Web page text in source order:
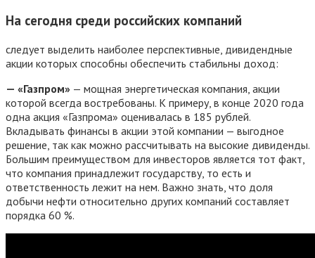
На сегодня среди российских компаний
следует выделить наиболее перспективные, дивидендные
акции которых способны обеспечить стабильны доход:
— «Газпром» — мощная энергетическая компания, акции
которой всегда востребованы. К примеру, в конце 2020 года
одна акция «Газпрома» оценивалась в 185 рублей.
Вкладывать финансы в акции этой компании — выгодное
решение, так как можно рассчитывать на высокие дивиденды.
Большим преимуществом для инвесторов является тот факт,
что компания принадлежит государству, то есть и
ответственность лежит на нем. Важно знать, что доля
добычи нефти относительно других компаний составляет
порядка 60 %.